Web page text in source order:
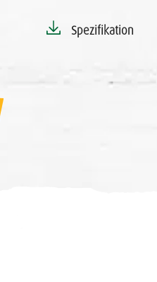
Spezifikation